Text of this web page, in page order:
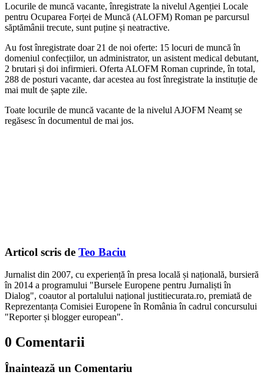
Locurile de muncă vacante, înregistrate la nivelul Agenției Locale
pentru Ocuparea Forței de Muncă (ALOFM) Roman pe parcursul
săptămânii trecute, sunt puține și neatractive.
Au fost înregistrate doar 21 de noi oferte: 15 locuri de muncă în
domeniul confecțiilor, un administrator, un asistent medical debutant,
2 brutari și doi infirmieri. Oferta ALOFM Roman cuprinde, în total,
288 de posturi vacante, dar acestea au fost înregistrate la instituție de
mai mult de șapte zile.
Toate locurile de muncă vacante de la nivelul AJOFM Neamț se
regăsesc în documentul de mai jos.
Articol scris de Teo Baciu
Jurnalist din 2007, cu experiență în presa locală și națională, bursieră
în 2014 a programului "Bursele Europene pentru Jurnaliști în
Dialog", coautor al portalului național justitiecurata.ro, premiată de
Reprezentanța Comisiei Europene în România în cadrul concursului
"Reporter și blogger european".
0 Comentarii
Înaintează un Comentariu